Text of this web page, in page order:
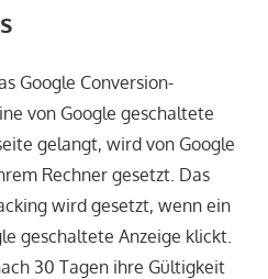
Google Conversion-
von Google geschaltete
gelangt, wird von Google
Rechner gesetzt. Das
wird gesetzt, wenn ein
geschaltete Anzeige klickt.
30 Tagen ihre Gültigkeit